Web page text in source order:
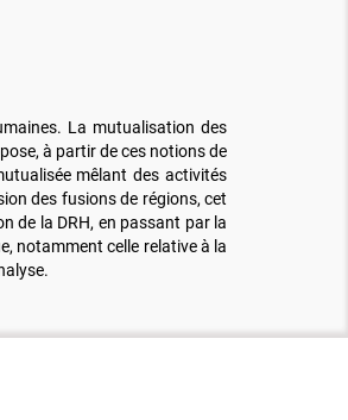
La mutualisation des
à partir de ces notions de
mêlant des activités
des fusions de régions, cet
de la DRH, en passant par la
notamment celle relative à la